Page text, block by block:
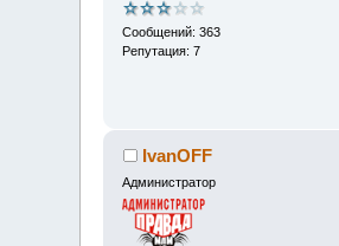
Сообщений: 363
Репутация: 7
IvanOFF
Администратор